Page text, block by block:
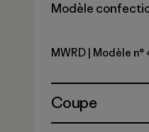
Modèle
Mirror Weave:
MWRD | Modèle n°
Coupe